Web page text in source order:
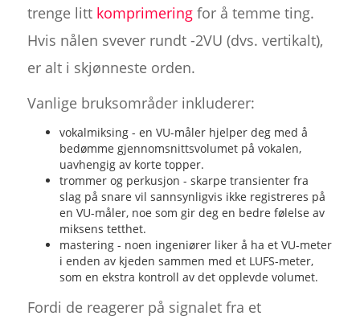
trenge litt komprimeringfor å temme ting.
Hvis nålen svever rundt -2VU (dvs. vertikalt),
er alt i skjønneste orden.
Vanlige bruksområder inkluderer:
vokalmiksing - en VU-måler hjelper deg med å
bedømme gjennomsnittsvolumet på vokalen,
uavhengig av korte topper.
trommer og perkusjon - skarpe transienter fra
slag på snare vil sannsynligvis ikke registreres på
en VU-måler, noe som gir deg en bedre følelse av
miksens tetthet.
mastering - noen ingeniører liker å ha et VU-meter
i enden av kjeden sammen med et LUFS-meter,
som en ekstra kontroll av det opplevde volumet.
Fordi de reagerer på signalet fra et